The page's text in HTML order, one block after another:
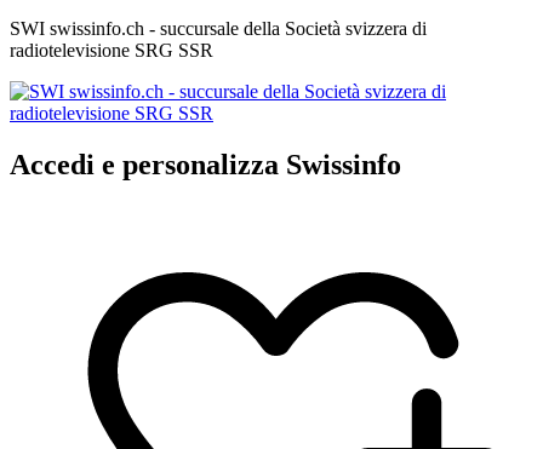
SWI swissinfo.ch - succursale della Società svizzera di
radiotelevisione SRG SSR
Accedi e personalizza Swissinfo